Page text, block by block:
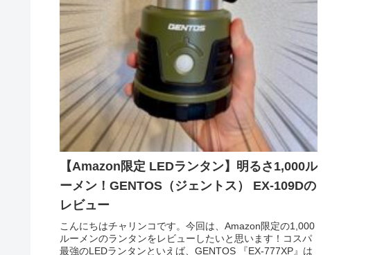
【Amazon限定 LEDランタン】明るさ1,000ル
ーメン！GENTOS（ジェントス） EX-109Dの
レビュー
こんにちはチャリンコです。今回は、Amazon限定の1,000
ルーメンのランタンをレビューしたいと思います！コスパ
最強のLEDランタンといえば、GENTOS 『EX-777XP』は